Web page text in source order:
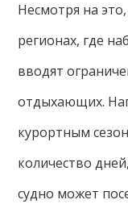
Несмотря на
регионах, где
вводят
отдыхающих.
курортным
количество
судно может